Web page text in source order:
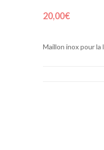
20,00€
Maillon inox pour